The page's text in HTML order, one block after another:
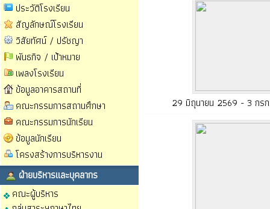
ประวัติโรงเรียน
สัญลักษณ์โรงเรียน
วิสัยทัศน์ / ปรัชญา
พันธกิจ / เป้าหมาย
เพลงโรงเรียน
ข้อมูลอาคารสถานที่
คณะกรรมการสถานศึกษา
คณะกรรมการนักเรียน
ข้อมูลนักเรียน
โครงสร้างการบริหารงาน
ฝ่ายบริหารและบุคลากร
คณะผู้บริหาร
29 มิถุนายน 2569 - 3 กร